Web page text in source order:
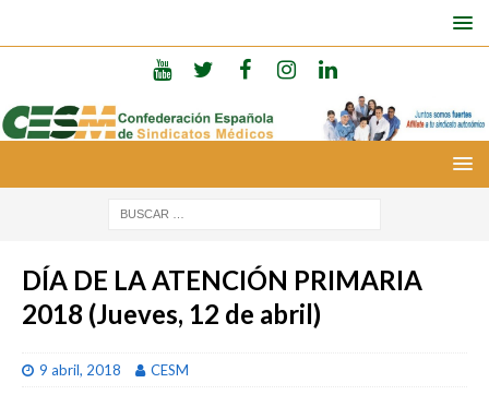
DÍA DE LA ATENCIÓN PRIMARIA
2018 (Jueves, 12 de abril)
9 abril, 2018 CESM